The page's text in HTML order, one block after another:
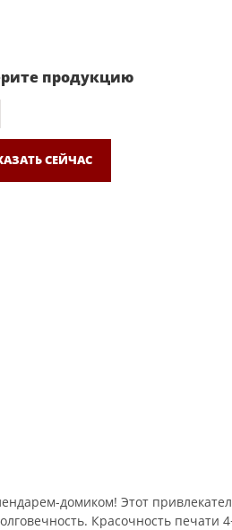
продукцию
СЕЙЧАС
домиком! Этот
Красочность печати